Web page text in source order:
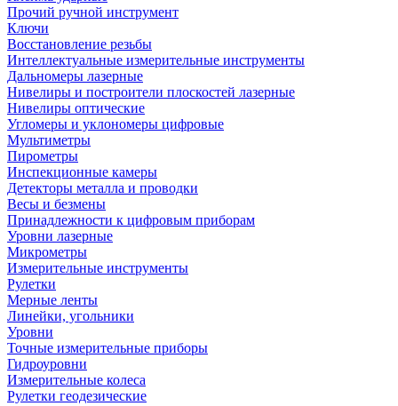
Прочий ручной инструмент
Ключи
Восстановление резьбы
Интеллектуальные измерительные инструменты
Дальномеры лазерные
Нивелиры и построители плоскостей лазерные
Нивелиры оптические
Угломеры и уклономеры цифровые
Мультиметры
Пирометры
Инспекционные камеры
Детекторы металла и проводки
Весы и безмены
Принадлежности к цифровым приборам
Уровни лазерные
Микрометры
Измерительные инструменты
Рулетки
Мерные ленты
Линейки, угольники
Уровни
Точные измерительные приборы
Гидроуровни
Измерительные колеса
Рулетки геодезические